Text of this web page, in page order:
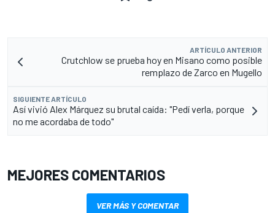
ARTÍCULO ANTERIOR
Crutchlow se prueba hoy en Misano como posible
remplazo de Zarco en Mugello
SIGUIENTE ARTÍCULO
Así vivió Alex Márquez su brutal caída: "Pedí verla, porque
no me acordaba de todo"
MEJORES COMENTARIOS
VER MÁS Y COMENTAR